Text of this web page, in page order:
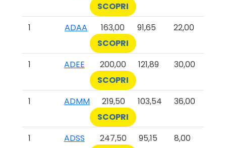
SCOPRI
1
ADAA 163,00 91,65
22,00
SCOPRI
1
ADEE 200,00 121,89
30,00
SCOPRI
1
ADMM 219,50 103,54
36,00
SCOPRI
1
ADSS 247,50 95,15
8,00